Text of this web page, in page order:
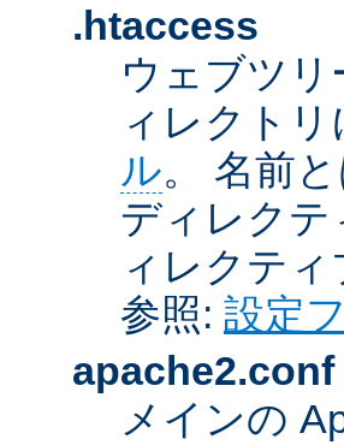
.htaccess
ウェブツ
ィレクトリ
ル。 名前
ディレク
ィレクテ
参照: 設定
apache2.conf
メインの